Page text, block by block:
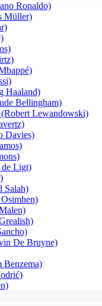
Ronaldo)
Müller)
Haaland)
Bellingham)
Lewandowski)
Davies)
Ligt)
Salah)
De Bruyne)